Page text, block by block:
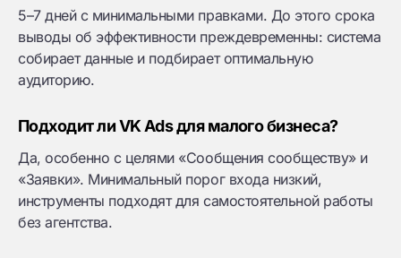
5–7 дней с минимальными правками. До этого срока
выводы об эффективности преждевременны: система
собирает данные и подбирает оптимальную
аудиторию.
Подходит ли VK Ads для малого бизнеса?
Да, особенно с целями «Сообщения сообществу» и
«Заявки». Минимальный порог входа низкий,
инструменты подходят для самостоятельной работы
без агентства.